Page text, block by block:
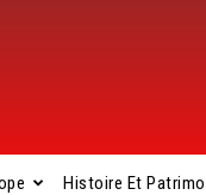
Histoire Et